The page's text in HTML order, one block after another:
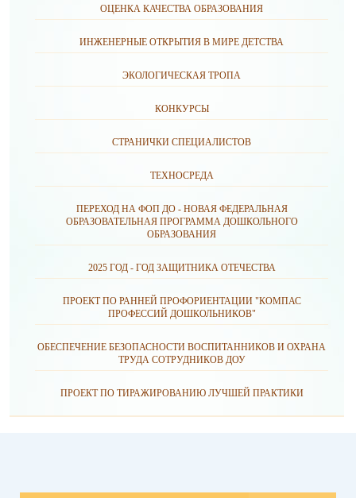
ОЦЕНКА КАЧЕСТВА ОБРАЗОВАНИЯ
ИНЖЕНЕРНЫЕ ОТКРЫТИЯ В МИРЕ ДЕТСТВА
ЭКОЛОГИЧЕСКАЯ ТРОПА
КОНКУРСЫ
СТРАНИЧКИ СПЕЦИАЛИСТОВ
ТЕХНОСРЕДА
ПЕРЕХОД НА ФОП ДО - НОВАЯ ФЕДЕРАЛЬНАЯ
ОБРАЗОВАТЕЛЬНАЯ ПРОГРАММА ДОШКОЛЬНОГО
ОБРАЗОВАНИЯ
2025 ГОД - ГОД ЗАЩИТНИКА ОТЕЧЕСТВА
ПРОЕКТ ПО РАННЕЙ ПРОФОРИЕНТАЦИИ "КОМПАС
ПРОФЕССИЙ ДОШКОЛЬНИКОВ"
ОБЕСПЕЧЕНИЕ БЕЗОПАСНОСТИ ВОСПИТАННИКОВ И ОХРАНА
ТРУДА СОТРУДНИКОВ ДОУ
ПРОЕКТ ПО ТИРАЖИРОВАНИЮ ЛУЧШЕЙ ПРАКТИКИ